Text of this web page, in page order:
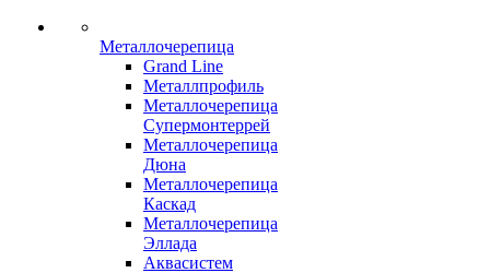
Металлочерепица
Grand Line
Металлпрофиль
Металлочерепица
Супермонтеррей
Металлочерепица
Дюна
Металлочерепица
Каскад
Металлочерепица
Эллада
Аквасистем